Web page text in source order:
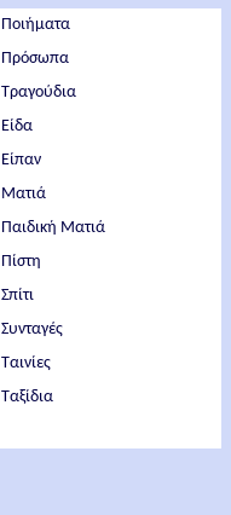
Ποιήματα
Πρόσωπα
Τραγούδια
Είδα
Είπαν
Ματιά
Παιδική Ματιά
Πίστη
Σπίτι
Συνταγές
Ταινίες
Ταξίδια